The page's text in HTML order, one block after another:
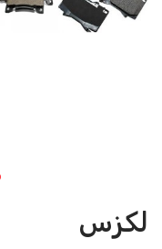
أضف إلى السلة